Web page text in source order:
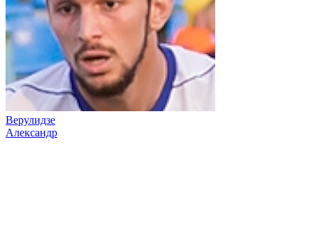
Верулидзе
Александр